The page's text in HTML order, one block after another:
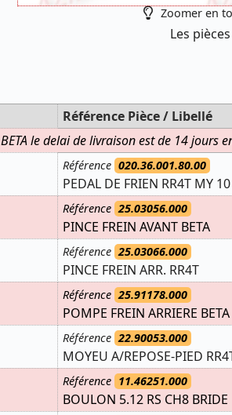
Zoomer en
Les
Référence Pièce / Libellé
le delai de livraison est de 14 jours
Référence 020.36.001.80.00
PEDAL DE FRIEN RR4T MY
Référence 25.03056.000
PINCE FREIN AVANT BETA
Référence 25.03066.000
PINCE FREIN ARR. RR4T
Référence 25.91178.000
POMPE FREIN ARRIERE BETA
Référence 22.90053.000
MOYEU A/REPOSE-PIED
Référence 11.46251.000
BOULON 5.12 RS CH8 BRIDE